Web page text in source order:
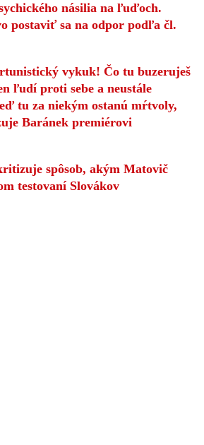
násilia na ľuďoch.
postaviť sa na odpor podľa čl.
vykuk! Čo tu buzeruješ
ľudí proti sebe a neustále
tu za niekým ostanú mŕtvoly,
Baránek premiérovi
spôsob, akým Matovič
testovaní Slovákov